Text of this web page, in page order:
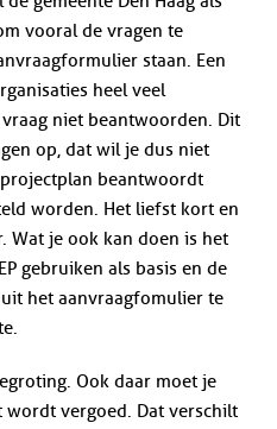
vooral de vragen te
staan. Een
heel veel
niet beantwoorden. Dit
op, dat wil je dus niet
beantwoordt
worden. Het liefst kort en
Wat je ook kan doen is het
gebruiken als basis en de
het aanvraagfomulier te
Ook daar moet je
vergoed. Dat verschilt